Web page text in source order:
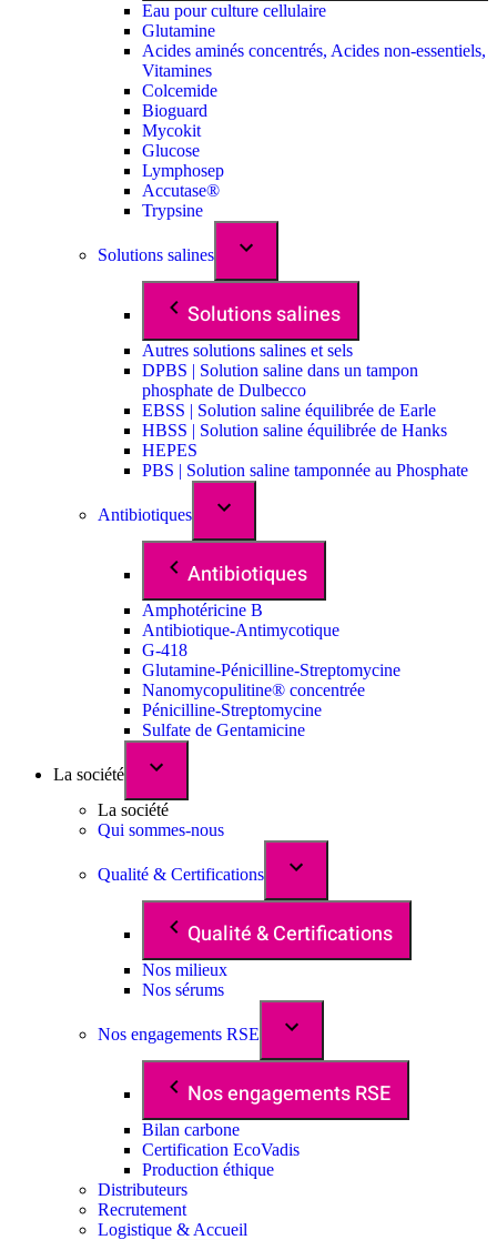
Eau pour culture cellulaire
Glutamine
Acides aminés concentrés, Acides non-essentiels,
Vitamines
Colcemide
Bioguard
Mycokit
Glucose
Lymphosep
Accutase®
Trypsine
Solutions salines
Solutions salines
Autres solutions salines et sels
DPBS | Solution saline dans un tampon
phosphate de Dulbecco
EBSS | Solution saline équilibrée de Earle
HBSS | Solution saline équilibrée de Hanks
HEPES
PBS | Solution saline tamponnée au Phosphate
Antibiotiques
Antibiotiques
Amphotéricine B
Antibiotique-Antimycotique
G-418
Glutamine-Pénicilline-Streptomycine
Nanomycopulitine® concentrée
Pénicilline-Streptomycine
Sulfate de Gentamicine
La société
La société
Qui sommes-nous
Qualité & Certifications
Qualité & Certifications
Nos milieux
Nos sérums
Nos engagements RSE
Nos engagements RSE
Bilan carbone
Certification EcoVadis
Production éthique
Distributeurs
Recrutement
Logistique & Accueil